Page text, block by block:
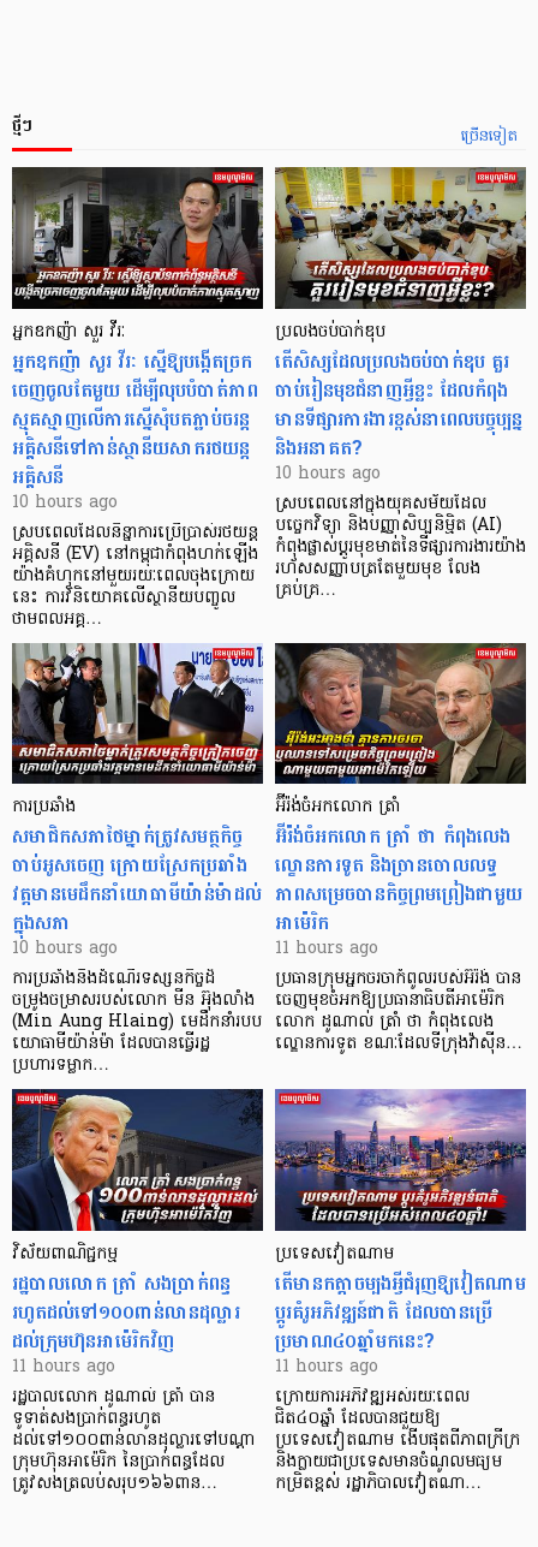
ច្រើនទៀត
ថ្មីៗ
អ្នកឧកញ៉ា សួរ វីរៈ
អ្នកឧកញ៉ា សួរ វីរៈ ស្នើឱ្យបង្កើតច្រក
ចេញចូលតែមួយ ដើម្បីលុបបំបាត់ភាព
ស្មុគស្មាញលើការស្នើសុំបតភ្ជាប់ចរន្ត
អគ្គិសនីទៅកាន់ស្ថានីយសាករថយន្ត
អគ្គិសនី
10 hours ago
ស្របពេលដែលនិន្នាការប្រើប្រាស់រថយន្ត
អគ្គិសនី (EV) នៅកម្ពុជាកំពុងហក់ឡើង
យ៉ាងគំហុកនៅមួយរយៈពេលចុងក្រោយ
នេះ ការវិនិយោគលើស្ថានីយបញ្ចូល
ថាមពលអគ្គ…
ប្រលងចប់បាក់ឌុប
តើសិស្សដែលប្រលងចប់បាក់ឌុប គួរ
ចាប់រៀនមុខជំនាញអ្វីខ្លះ ដែលកំពុង
មានទីផ្សារការងារខ្ពស់នាពេលបច្ចុប្បន្ន
និងអនាគត?
10 hours ago
ស្របពេលនៅក្នុងយុគសម័យដែល
បច្ចេកវិទ្យា និងបញ្ញាសិប្បនិម្មិត (AI)
កំពុងផ្លាស់ប្តូរមុខមាត់នៃទីផ្សារការងារយ៉ាង
រហ័សសញ្ញាបត្រតែមួយមុខ លែង
គ្រប់គ្រ…
ការប្រឆាំង
សមាជិកសភាថៃម្នាក់ត្រូវសមត្ថកិច្ច
ចាប់អូសចេញ ក្រោយស្រែកប្រឆាំង
វត្តមានមេដឹកនាំយោធាមីយ៉ាន់ម៉ាដល់
ក្នុងសភា
10 hours ago
ការប្រឆាំងនឹងដំណើរទស្សនកិច្ចដ៏
ចម្រូងចម្រាសរបស់លោក មីន អ៊ុងលាំង
(Min Aung Hlaing) មេដឹកនាំរបប
យោធាមីយ៉ាន់ម៉ា ដែលបានធ្វើរដ្ឋ
ប្រហារទម្លាក…
អ៊ីរ៉ង់ចំអកលោក ត្រាំ
អ៊ីរ៉ង់ចំអកលោក ត្រាំ ថា កំពុងលេង
ល្ខោនការទូត និងច្រានចោលលទ្ធ
ភាពសម្រេចបានកិច្ចព្រមព្រៀងជាមួយ
អាម៉េរិក
11 hours ago
ប្រធានក្រុមអ្នកចរចាកំពូលរបស់អ៊ីរ៉ង់ បាន
ចេញមុខចំអកឱ្យប្រធានាធិបតីអាម៉េរិក
លោក ដូណាល់ ត្រាំ ថា កំពុងលេង
ល្ខោនការទូត ខណៈដែលទីក្រុងវ៉ាស៊ីន…
វិស័យ​ពាណិជ្ជកម្ម
រដ្ឋបាលលោក ត្រាំ សងប្រាក់ពន្ធ
រហូតដល់ទៅ១០០ពាន់លានដុល្លារ
ដល់ក្រុមហ៊ុនអាម៉េរិកវិញ
11 hours ago
រដ្ឋបាលលោក ដូណាល់ ត្រាំ បាន​
ទូទាត់សងប្រាក់ពន្ធរហូត
ដល់ទៅ១០០ពាន់លានដុល្លារទៅបណ្ដា
ក្រុមហ៊ុនអាម៉េរិក នៃប្រាក់ពន្ធដែល
ត្រូវសងត្រលប់សរុប១៦៦ពាន…
ប្រទេសវៀតណាម
តើមានកត្តាចម្បងអ្វីជំរុញឱ្យវៀតណាម
ប្តូរគំរូអភិវឌ្ឍន៍ជាតិ ដែលបានប្រើ
ប្រមាណ៤០ឆ្នាំមកនេះ?
11 hours ago
ក្រោយការអភិវឌ្ឍអស់រយៈពេល
ជិត៤០ឆ្នាំ ដែលបានជួយឱ្យ​
ប្រទេសវៀតណាម ងើប​ផុតពីភាពក្រីក្រ
និងក្លាយជាប្រទេសមានចំណូលមធ្យម
កម្រិតខ្ពស់ រដ្ឋាភិបាលវៀតណា…